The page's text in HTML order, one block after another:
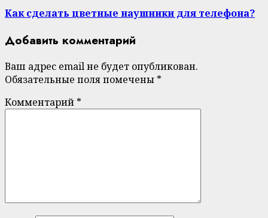
Как сделать цветные наушники для телефона?
Добавить комментарий
Ваш адрес email не будет опубликован.
Обязательные поля помечены *
Комментарий *